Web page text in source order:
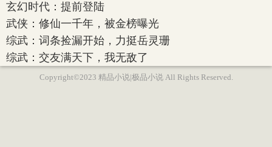
玄幻时代：提前登陆
武侠：修仙一千年，被金榜曝光
综武：词条捡漏开始，力挺岳灵珊
综武：交友满天下，我无敌了
Copyright©2023 精品小说|极品小说 All Rights Reserved.